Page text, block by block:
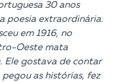
30 anos
poesia extraordinária.
em 1916, no
Oeste mata
Ele gostava de contar
as histórias, fez